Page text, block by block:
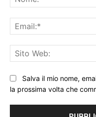
Salva il mio nome,
la prossima volta che